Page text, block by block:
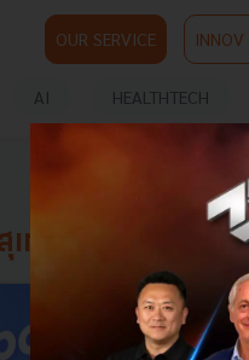
OUR SERVICE INNOV
AI HEALTHTECH
เทพ อุดมแสวงทรั
ห
'ฮ